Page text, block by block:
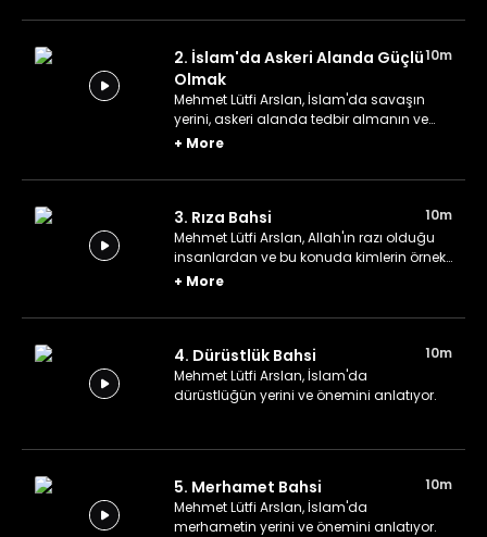
2. İslam'da Askeri Alanda Güçlü
Olmak
10m
Mehmet Lütfi Arslan, İslam'da savaşın
yerini, askeri alanda tedbir almanın ve
tetikte olmanın önemini anlatıyor.
+ More
3. Rıza Bahsi
10m
Mehmet Lütfi Arslan, Allah'ın razı olduğu
insanlardan ve bu konuda kimlerin örnek
alınması gerektiğinden bahsediyor.
+ More
4. Dürüstlük Bahsi
10m
Mehmet Lütfi Arslan, İslam'da
dürüstlüğün yerini ve önemini anlatıyor.
5. Merhamet Bahsi
10m
Mehmet Lütfi Arslan, İslam'da
merhametin yerini ve önemini anlatıyor.